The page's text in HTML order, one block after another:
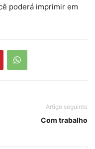
poderá imprimir em
Artigo seguinte
Com trabalho